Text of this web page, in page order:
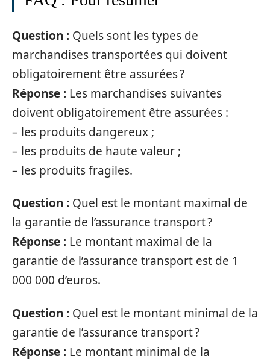
Question : Quels sont les types de
marchandises transportées qui doivent
obligatoirement être assurées ?
Réponse : Les marchandises suivantes
doivent obligatoirement être assurées :
– les produits dangereux ;
– les produits de haute valeur ;
– les produits fragiles.
Question : Quel est le montant maximal de
la garantie de l’assurance transport ?
Réponse : Le montant maximal de la
garantie de l’assurance transport est de 1
000 000 d’euros.
Question : Quel est le montant minimal de la
garantie de l’assurance transport ?
Réponse : Le montant minimal de la